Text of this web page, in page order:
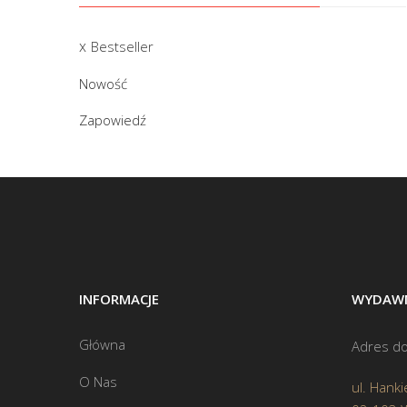
Bestseller
Nowość
Zapowiedź
INFORMACJE
Główna
O Nas
Adres
ul.